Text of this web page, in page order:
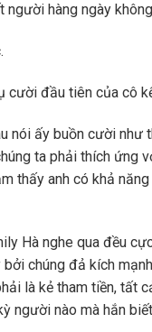
người hàng ngày
cười đầu tiên của cô
nói ấy buồn cười
ta phải thích ứng
thấy anh có khả
Hà nghe qua đều
chúng đả kích
là kẻ tham tiền, tất
người nào mà hắn